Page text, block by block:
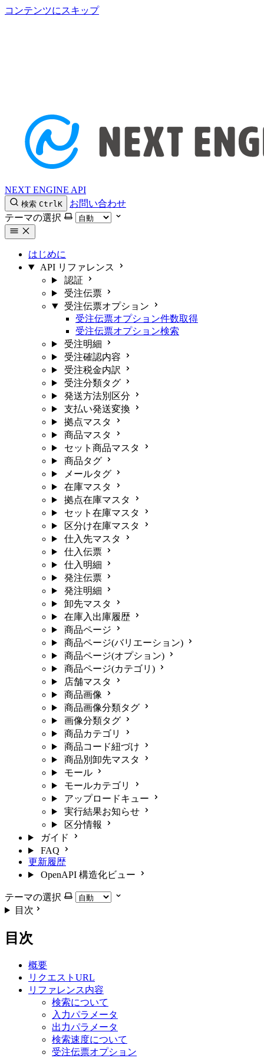
コンテンツにスキップ
NEXT ENGINE API
検索 CtrlK
お問い合わせ
テーマの選択
はじめに
API リファレンス
認証
受注伝票
受注伝票オプション
受注伝票オプション件数取得
受注伝票オプション検索
受注明細
受注確認内容
受注税金内訳
受注分類タグ
発送方法別区分
支払い発送変換
拠点マスタ
商品マスタ
セット商品マスタ
商品タグ
メールタグ
在庫マスタ
拠点在庫マスタ
セット在庫マスタ
区分け在庫マスタ
仕入先マスタ
仕入伝票
仕入明細
発注伝票
発注明細
卸先マスタ
在庫入出庫履歴
商品ページ
商品ページ(バリエーション)
商品ページ(オプション)
商品ページ(カテゴリ)
店舗マスタ
商品画像
商品画像分類タグ
画像分類タグ
商品カテゴリ
商品コード紐づけ
商品別卸先マスタ
モール
モールカテゴリ
アップロードキュー
実行結果お知らせ
区分情報
ガイド
FAQ
更新履歴
OpenAPI 構造化ビュー
テーマの選択
目次
目次
概要
リクエストURL
リファレンス内容
検索について
入力パラメータ
出力パラメータ
検索速度について
受注伝票オプション